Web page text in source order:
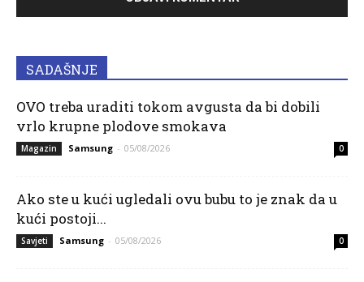
SADAŠNJE
OVO treba uraditi tokom avgusta da bi dobili
vrlo krupne plodove smokava
Magazin Samsung - 05/08/2026 0
Ako ste u kući ugledali ovu bubu to je znak da u
kući postoji...
Savjeti Samsung - 05/08/2026 0